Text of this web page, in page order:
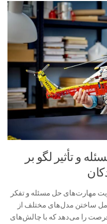
و تأثیر لگو بر
مهارت‌های حل مسئله و تفکر
ساختن مدل‌های مختلف از
را می‌دهد که با چالش‌های